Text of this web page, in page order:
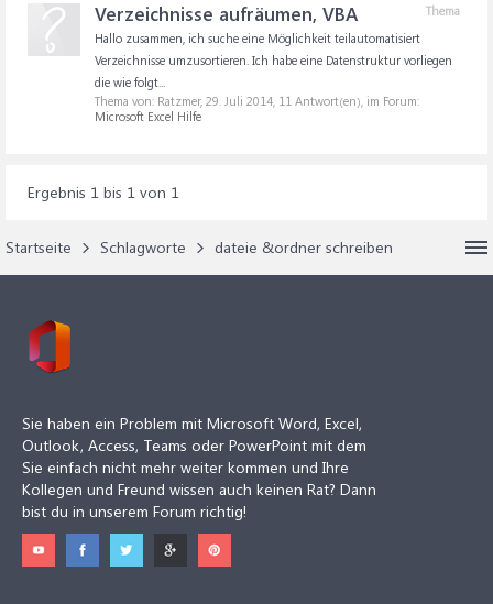
Thema
Verzeichnisse aufräumen, VBA
Hallo zusammen, ich suche eine Möglichkeit teilautomatisiert
Verzeichnisse umzusortieren. Ich habe eine Datenstruktur vorliegen
die wie folgt...
Thema von: Ratzmer, 29. Juli 2014, 11 Antwort(en), im Forum:
Microsoft Excel Hilfe
Ergebnis 1 bis 1 von 1
Startseite Schlagworte dateie &ordner schreiben
Sie haben ein Problem mit Microsoft Word, Excel,
Outlook, Access, Teams oder PowerPoint mit dem
Sie einfach nicht mehr weiter kommen und Ihre
Kollegen und Freund wissen auch keinen Rat? Dann
bist du in unserem Forum richtig!